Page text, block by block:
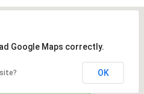
Google Maps correctly.
OK